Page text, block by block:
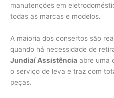
manutenções em
todas as marcas e modelos.
A maioria dos consertos são
quando há necessidade de
Jundiaí Assistência abre uma
o serviço de leva e traz com
peças.